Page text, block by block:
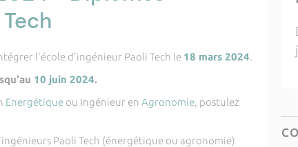
l'école d'ingénieur Paoli Tech le 18 mars 2024.
10 juin 2024.
Energétiqueou Ingénieur en Agronomie, postulez
Paoli Tech (énergétique ou agronomie)